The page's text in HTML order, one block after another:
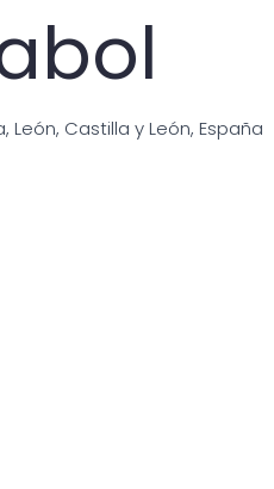
León, Castilla y León, España